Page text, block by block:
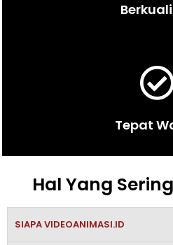
Tepat
Hal Yang
SIAPA VIDEOANIMASI.ID